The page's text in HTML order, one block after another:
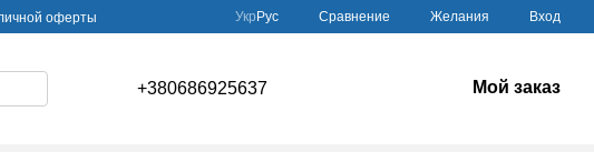
оферты
Укр Рус Сравнение Желания Вход
+380686925637 Мой заказ